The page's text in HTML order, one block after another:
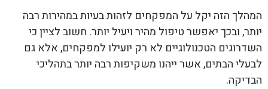
המהלך הזה יקל על המפקחים לזהות בעיות במהירות רבה
יותר, ובכך יאפשר טיפול מהיר ויעיל יותר. חשוב לציין כי
השדרוגים הטכנולוגיים לא רק יועילו למפקחים, אלא גם
לבעלי הבתים, אשר ייהנו משקיפות רבה יותר בתהליכי
הבדיקה.